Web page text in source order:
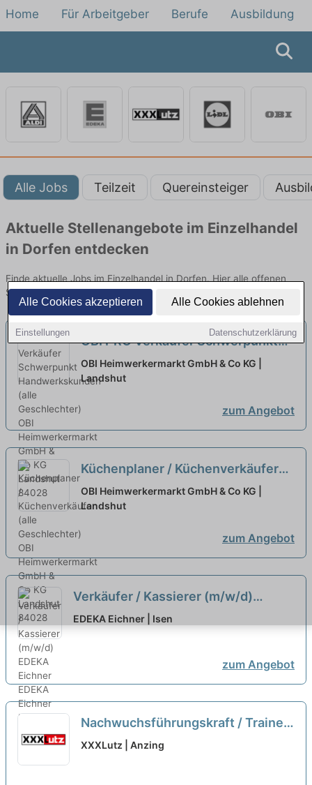
Alle Cookies akzeptieren Alle Cookies ablehnen
Einstellungen Datenschutzerklärung
Home Für Arbeitgeber Berufe Ausbildung
Alle Jobs Teilzeit Quereinsteiger
Aktuelle Stellenangebote im Einzelhandel
in Dorfen entdecken
Finde aktuelle Jobs im Einzelhandel in Dorfen. Hier alle offenen
Stellenangebote im Verkauf, Vertrieb und Handel vergleichen.
OBI PRO Verkäufer Schwerpunkt
Handwerkskunden (alle
Geschlechter)
OBI Heimwerkermarkt GmbH & Co KG |
Landshut
zum Angebot
Küchenplaner / Küchenverkäufer
(alle Geschlechter) neu
OBI Heimwerkermarkt GmbH & Co KG |
Landshut
zum Angebot
Verkäufer / Kassierer (m/w/d)
EDEKA Eichner neu
EDEKA Eichner | Isen
zum Angebot
Nachwuchsführungskraft / Trainee
Logistik (m/w/d)
XXXLutz | Anzing